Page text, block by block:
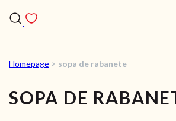
RECEITAS
VÍDEOS
Homepage > sopa de rabanete
SOPA DE